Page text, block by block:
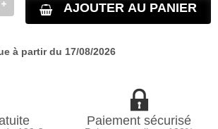
AJOUTER AU PANIER
à partir du 17/08/2026
Paiement sécurisé